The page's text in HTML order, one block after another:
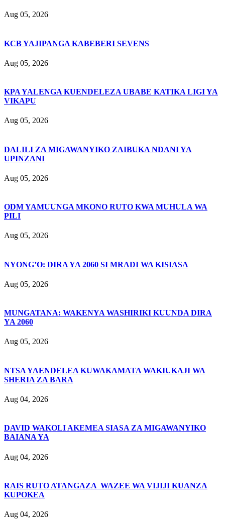
Aug 05, 2026
KCB YAJIPANGA KABEBERI SEVENS
Aug 05, 2026
KPA YALENGA KUENDELEZA UBABE KATIKA LIGI YA
VIKAPU
Aug 05, 2026
DALILI ZA MIGAWANYIKO ZAIBUKA NDANI YA
UPINZANI
Aug 05, 2026
ODM YAMUUNGA MKONO RUTO KWA MUHULA WA
PILI
Aug 05, 2026
NYONG’O: DIRA YA 2060 SI MRADI WA KISIASA
Aug 05, 2026
MUNGATANA: WAKENYA WASHIRIKI KUUNDA DIRA
YA 2060
Aug 05, 2026
NTSA YAENDELEA KUWAKAMATA WAKIUKAJI WA
SHERIA ZA BARA
Aug 04, 2026
DAVID WAKOLI AKEMEA SIASA ZA MIGAWANYIKO
BAIANA YA
Aug 04, 2026
RAIS RUTO ATANGAZA WAZEE WA VIJIJI KUANZA
KUPOKEA
Aug 04, 2026